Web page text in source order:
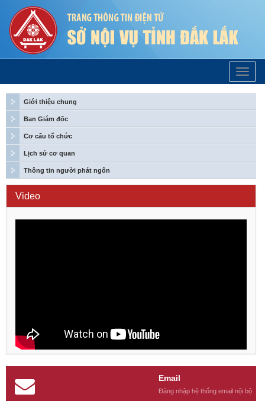
Trang
Chủ
Giới thiệu chung
Ban Giám đốc
Cơ cấu tổ chức
Lịch sử cơ quan
Thông tin người phát ngôn
Video
Email
Đăng nhập hệ thống email nội bộ